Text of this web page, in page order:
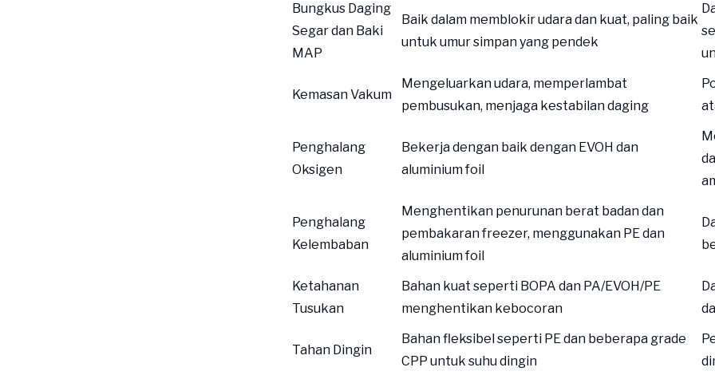
Bungkus Daging
Segar dan Baki
MAP
Baik dalam memblokir udara dan kuat, paling baik
untuk umur simpan yang pendek
Kemasan Vakum
Mengeluarkan udara, memperlambat
pembusukan, menjaga kestabilan daging
Penghalang
Oksigen
Bekerja dengan baik dengan EVOH dan
aluminium foil
Penghalang
Kelembaban
Menghentikan penurunan berat badan dan
pembakaran freezer, menggunakan PE dan
aluminium foil
Ketahanan
Tusukan
Bahan kuat seperti BOPA dan PA/EVOH/PE
menghentikan kebocoran
Tahan Dingin
Bahan fleksibel seperti PE dan beberapa grade
CPP untuk suhu dingin